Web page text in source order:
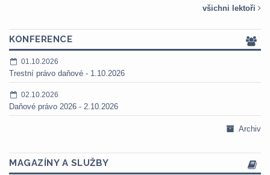
všichni lektoři
KONFERENCE
01.10.2026
Trestní právo daňové - 1.10.2026
02.10.2026
Daňové právo 2026 - 2.10.2026
Archiv
MAGAZÍNY A SLUŽBY